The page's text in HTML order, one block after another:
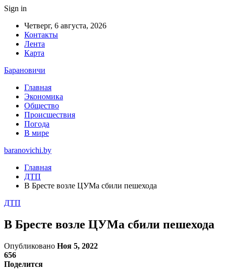
Sign in
Четверг, 6 августа, 2026
Контакты
Лента
Карта
Барановичи
Главная
Экономика
Общество
Происшествия
Погода
В мире
baranovichi.by
Главная
ДТП
В Бресте возле ЦУМа сбили пешехода
ДТП
В Бресте возле ЦУМа сбили пешехода
Опубликовано Ноя 5, 2022
656
Поделится